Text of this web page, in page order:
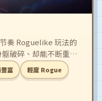
节奏 Roguelike 玩法的
破碎、却能不断重生
界枝线，维护世界树
自身破碎、又不断重生
富 輕度 Rogue